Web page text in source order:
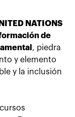
NATIONS
formación de
, piedra
y elemento
y la inclusión